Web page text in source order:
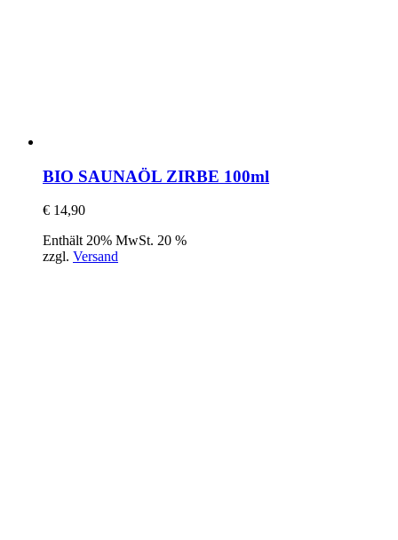
BIO SAUNAÖL ZIRBE 100ml
€ 14,90
Enthält 20% MwSt. 20 %
zzgl. Versand